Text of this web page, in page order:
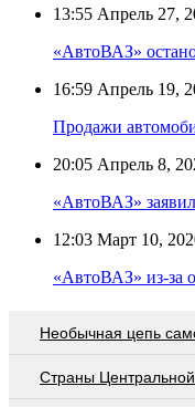
13:55 Апрель 27,
«АвтоВАЗ»
16:59 Апрель 19,
Продажи
20:05 Апрель 8,
«АвтоВАЗ»
12:03 Март 10,
«АвтоВАЗ» из-за
Необычная цепь
Страны